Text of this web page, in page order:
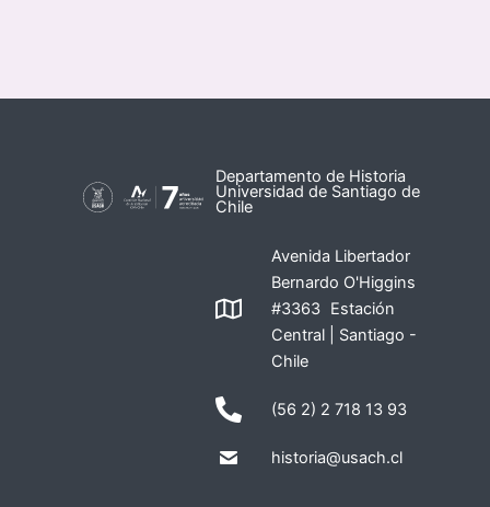
Departamento de Historia
Universidad de Santiago de
Chile
Avenida Libertador
Bernardo O'Higgins
#3363 Estación
Central | Santiago -
Chile
(56 2) 2 718 13 93
historia@usach.cl